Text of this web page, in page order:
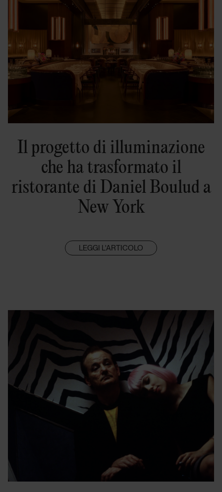
Il progetto di illuminazione
che ha trasformato il
ristorante di Daniel Boulud a
New York
LEGGI L'ARTICOLO